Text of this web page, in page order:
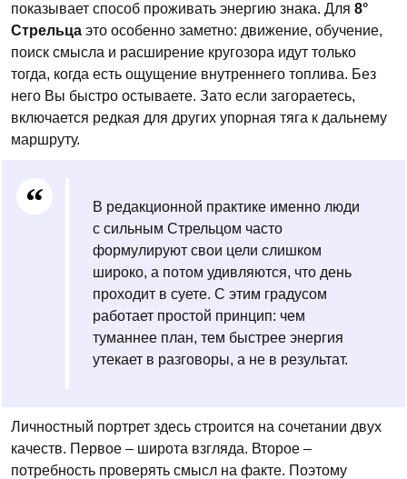
показывает способ проживать энергию знака. Для 8°
Стрельца это особенно заметно: движение, обучение,
поиск смысла и расширение кругозора идут только
тогда, когда есть ощущение внутреннего топлива. Без
него Вы быстро остываете. Зато если загораетесь,
включается редкая для других упорная тяга к дальнему
маршруту.
В редакционной практике именно люди
с сильным Стрельцом часто
формулируют свои цели слишком
широко, а потом удивляются, что день
проходит в суете. С этим градусом
работает простой принцип: чем
туманнее план, тем быстрее энергия
утекает в разговоры, а не в результат.
Личностный портрет здесь строится на сочетании двух
качеств. Первое – широта взгляда. Второе –
потребность проверять смысл на факте. Поэтому